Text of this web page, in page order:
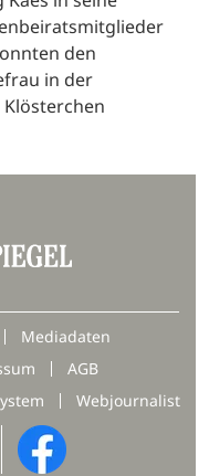
den
in der
Mediadaten
AGB
Webjournalist